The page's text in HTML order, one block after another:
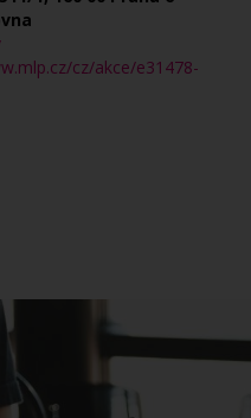
cz/akce/e31478-